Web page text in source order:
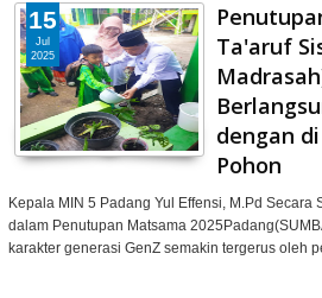
Ta'aruf
dengan
Pohon
Kepala MIN 5 Padang Yul Effensi, M.Pd Secara
dalam Penutupan Matsama
karakter generasi GenZ semakin tergerus oleh
15
Jul
2025